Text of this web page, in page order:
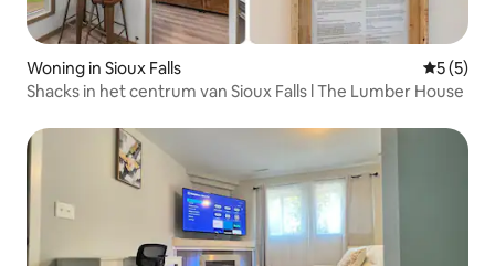
Woning in Sioux Falls
5 (5)
Shacks in het centrum van Sioux Falls l The Lumber House